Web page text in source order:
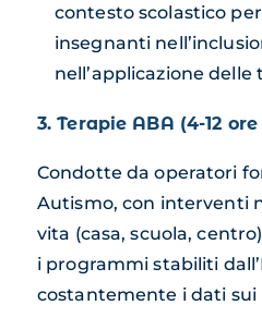
contesto scolastico
insegnanti
nell’applicazione delle
3. Terapie ABA (4-12
Condotte da operatori
Autismo, con interventi
vita (casa, scuola,
i programmi stabiliti
costantemente i dati sui